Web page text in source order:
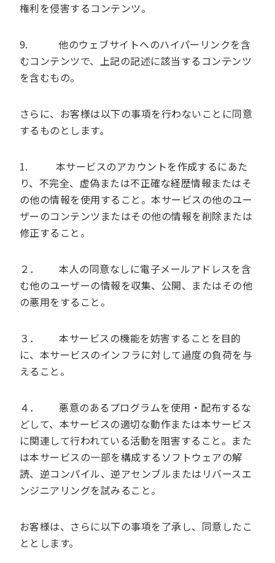
権利を侵害するコンテンツ。
9. 他のウェブサイトへのハイパーリンクを含
むコンテンツで、上記の記述に該当するコンテンツ
を含むもの。
さらに、お客様は以下の事項を行わないことに同意
するものとします。
1. 本サービスのアカウントを作成するにあた
り、不完全、虚偽または不正確な経歴情報またはそ
の他の情報を使用すること。本サービスの他のユー
ザーのコンテンツまたはその他の情報を削除または
修正すること。
２． 本人の同意なしに電子メールアドレスを含
む他のユーザーの情報を収集、公開、またはその他
の悪用をすること。
３． 本サービスの機能を妨害することを目的
に、本サービスのインフラに対して過度の負荷を与
えること。
４． 悪意のあるプログラムを使用・配布するな
どして、本サービスの適切な動作または本サービス
に関連して行われている活動を阻害すること。また
は本サービスの一部を構成するソフトウェアの解
読、逆コンパイル、逆アセンブルまたはリバースエ
ンジニアリングを試みること。
お客様は、さらに以下の事項を了承し、同意したこ
ととします。